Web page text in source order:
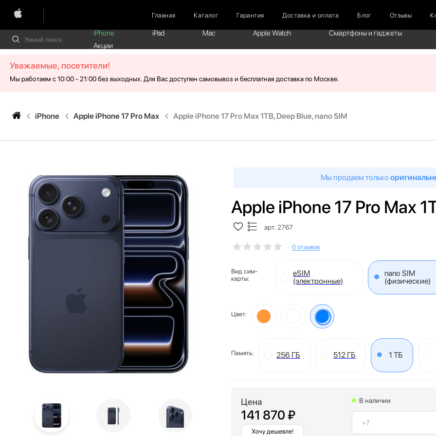
Главная Каталог Гарантия Доставка и оплата Блог Отзывы
iPhone iPad Mac Apple Watch
Смартфоны и гаджеты
Акции
Уважаемые, посетители!
Мы работаем с 10:00 - 21:00 без выходных. Для Вас доступен самовывоз и бесплатная доставка по Москве.
iPhone Apple iPhone 17 Pro Max Apple iPhone 17 Pro Max 1TB, Deep Blue, nano SIM
Мы продаем только
Apple iPhone 17 Pro Max
арт. 2767
0 отзывов
Вид сим-
карты:
eSIM
(электронные)
nano SIM
(физические)
Цвет:
Память: 256 ГБ 512 ГБ 1 ТБ
Цена
141 870 ₽
Хочу дешевле!
В наличии